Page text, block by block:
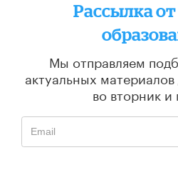
Рассылка
Мы отправляем
актуальных материалов
во вторник и